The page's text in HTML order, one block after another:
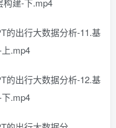
构建-下.mp4
的出行大数据分析-11.基
.mp4
的出行大数据分析-12.基
.mp4